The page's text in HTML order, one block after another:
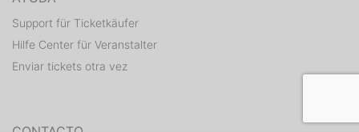
Support für Ticketkäufer
Hilfe Center für Veranstalter
Enviar tickets otra vez